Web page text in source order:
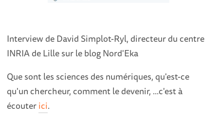
Interview de David Simplot-Ryl, directeur du centre
INRIA de Lille sur le blog Nord'Eka
Que sont les sciences des numériques, qu'est-ce
qu'un chercheur, comment le devenir, ...c'est à
écouterici.